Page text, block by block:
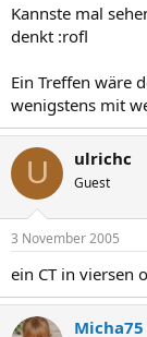
Kannste mal
denkt :rofl
Ein Treffen wäre
wenigstens mit
U ulrichc
Guest
3 November 2005
ein CT in viersen
Micha75